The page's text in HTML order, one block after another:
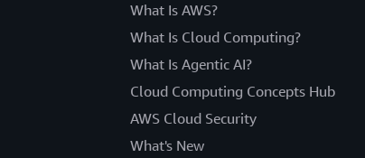
What Is AWS?
What Is Cloud Computing?
What Is Agentic AI?
Cloud Computing Concepts Hub
AWS Cloud Security
What's New